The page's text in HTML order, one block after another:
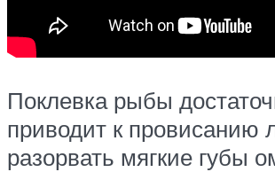
Поклевка рыбы
приводит к провисанию
разорвать мягкие губы